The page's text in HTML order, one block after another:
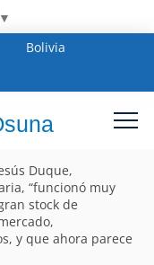
▼
Bolivia
Duque,
“funcionó muy
stock de
y que ahora parece